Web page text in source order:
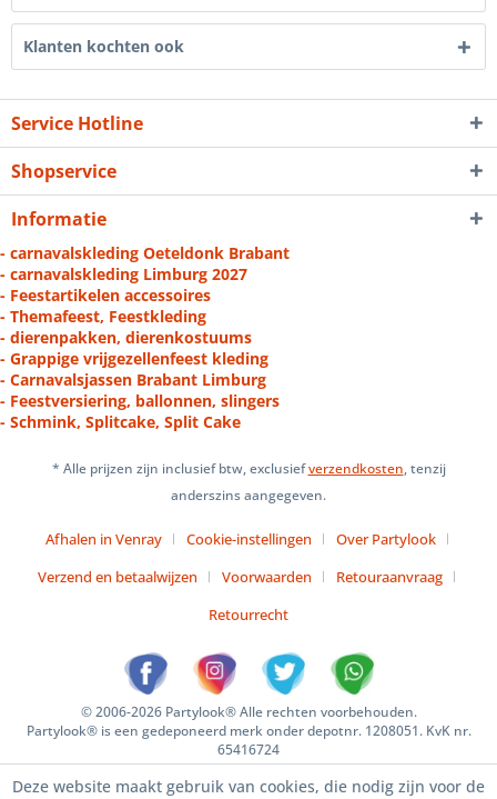
Klanten kochten ook
Service Hotline
Shopservice
Informatie
- carnavalskleding Oeteldonk Brabant
- carnavalskleding Limburg 2027
- Feestartikelen accessoires
- Themafeest, Feestkleding
- dierenpakken, dierenkostuums
- Grappige vrijgezellenfeest kleding
- Carnavalsjassen Brabant Limburg
- Feestversiering, ballonnen, slingers
- Schmink, Splitcake, Split Cake
* Alle prijzen zijn inclusief btw, exclusiefverzendkosten, tenzij
anderszins aangegeven.
Afhalen in Venray Cookie-instellingen
Over Partylook
Verzend en betaalwijzen
Voorwaarden
Retouraanvraag
Retourrecht
© 2006-2026 Partylook® Alle rechten voorbehouden.
Partylook® is een gedeponeerd merk onder depotnr. 1208051. KvK nr.
65416724
Deze website maakt gebruik van cookies, die nodig zijn voor de